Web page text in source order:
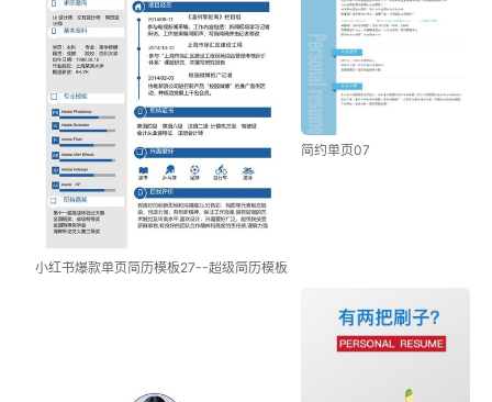
小红书爆款单页简历模板27--超级简历模板
简约单页07